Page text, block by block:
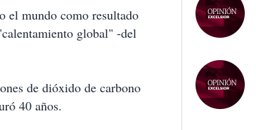
el mundo como resultado
global" -del
de dióxido de carbono
40 años.